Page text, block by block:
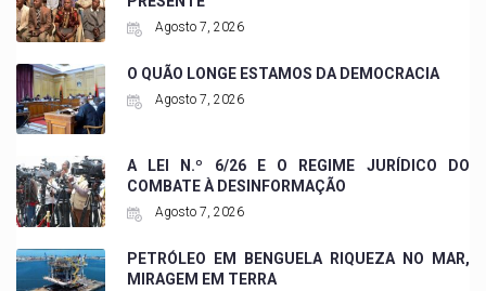
Agosto 7, 2026
O QUÃO LONGE ESTAMOS DA DEMOCRACIA
Agosto 7, 2026
A LEI N.º 6/26 E O REGIME JURÍDICO DO
COMBATE À DESINFORMAÇÃO
Agosto 7, 2026
PETRÓLEO EM BENGUELA RIQUEZA NO MAR,
MIRAGEM EM TERRA